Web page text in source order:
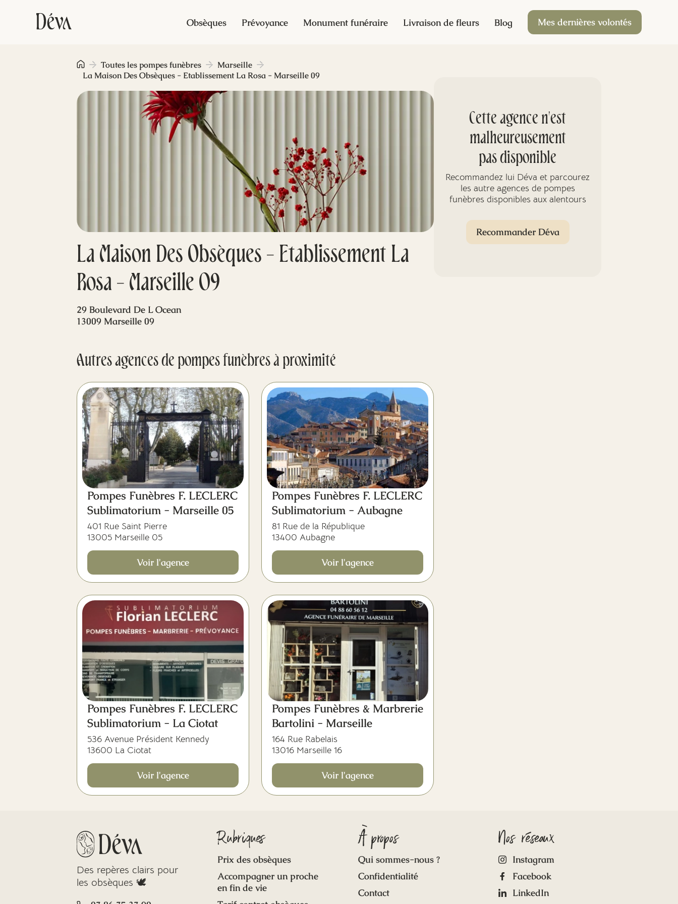
Obsèques Prévoyance Monument funéraire Livraison de fleurs Blog Mes dernières volontés
La Maison Des Obsèques - Etablissement La
Rosa - Marseille 09
Toutes les pompes funèbres
Marseille
La Maison Des Obsèques - Etablissement La Rosa - Marseille 09
29 Boulevard De L Ocean
13009 Marseille 09
Autres agences de pompes funèbres à proximité
Pompes Funèbres F. LECLERC
Sublimatorium - Marseille 05
401 Rue Saint Pierre
13005 Marseille 05
Voir l'agence
Pompes Funèbres F. LECLERC
Sublimatorium - Aubagne
81 Rue de la République
13400 Aubagne
Voir l'agence
Pompes Funèbres F. LECLERC
Sublimatorium - La Ciotat
536 Avenue Président Kennedy
13600 La Ciotat
Voir l'agence
Pompes Funèbres & Marbrerie
Bartolini - Marseille
164 Rue Rabelais
13016 Marseille 16
Voir l'agence
Cette agence n'est
malheureusement
pas disponible
Recommandez lui Déva et parcourez
les autre agences de pompes
funèbres disponibles aux alentours
Recommander Déva
Des repères clairs pour
les obsèques 🕊️
Rubriques
Prix des obsèques
Accompagner un proche
en fin de vie
À propos
Qui sommes-nous ?
Confidentialité
Contact
Nos réseaux
Instagram
Facebook
LinkedIn